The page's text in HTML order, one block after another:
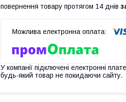
повернення товару протягом 14 днів
У компанії підключені електронні
будь-який товар не покидаючи сайту.